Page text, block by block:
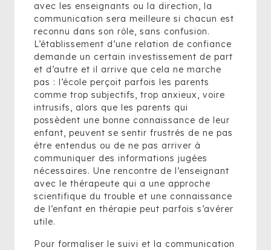
avec les enseignants ou la direction, la
communication sera meilleure si chacun est
reconnu dans son rôle, sans confusion.
L’établissement d’une relation de confiance
demande un certain investissement de part
et d’autre et il arrive que cela ne marche
pas : l’école perçoit parfois les parents
comme trop subjectifs, trop anxieux, voire
intrusifs, alors que les parents qui
possèdent une bonne connaissance de leur
enfant, peuvent se sentir frustrés de ne pas
être entendus ou de ne pas arriver à
communiquer des informations jugées
nécessaires. Une rencontre de l’enseignant
avec le thérapeute qui a une approche
scientifique du trouble et une connaissance
de l’enfant en thérapie peut parfois s’avérer
utile.
Pour formaliser le suivi et la communication